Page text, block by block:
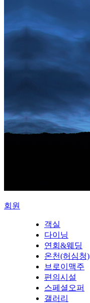
회원
객실
다이닝
연회&웨딩
온천(허심청)
브로이맥주
편의시설
스페셜오퍼
갤러리